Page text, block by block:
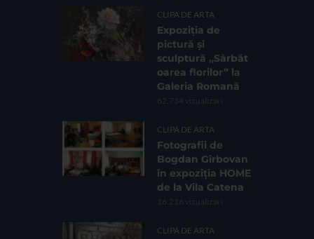
CLIPA DE ARTA
Expoziția de
pictură și
sculptură „Sărbăt
oarea florilor” la
Galeria Romană
62.734 vizualizari
CLIPA DE ARTA
Fotografii de
Bogdan Gîrbovan
în expoziția HOME
de la Vila Catena
16.216 vizualizari
CLIPA DE ARTA